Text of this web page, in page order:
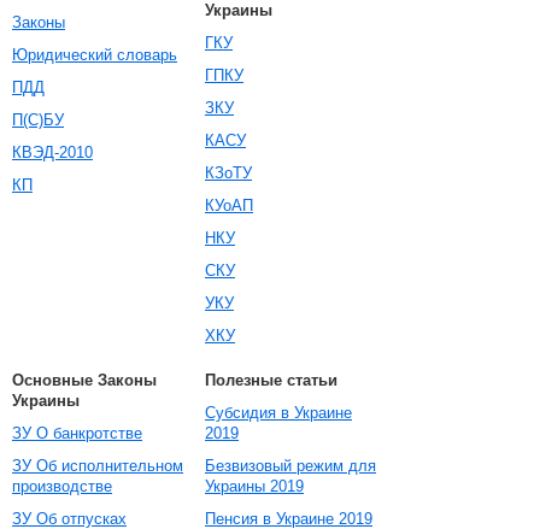
Законы
Юридический словарь
ПДД
П(С)БУ
КВЭД-2010
КП
Украины
ГКУ
ГПКУ
ЗКУ
КАСУ
КЗоТУ
КУоАП
НКУ
СКУ
УКУ
ХКУ
Основные Законы
Украины
ЗУ О банкротстве
ЗУ Об исполнительном
производстве
ЗУ Об отпусках
Полезные статьи
Субсидия в Украине
2019
Безвизовый режим для
Украины 2019
Пенсия в Украине 2019